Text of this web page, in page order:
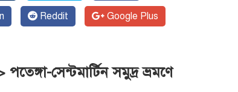
Reddit Google Plus
সেন্টমার্টিন সমুদ্র ভ্রমণে